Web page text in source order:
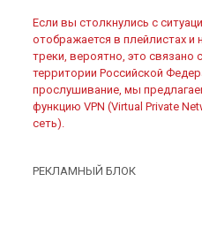
Если вы столкнулись с
отображается в плейлистах
треки, вероятно, это связано
территории Российской
прослушивание, мы
функцию VPN (Virtual Private
сеть).
РЕКЛАМНЫЙ БЛОК